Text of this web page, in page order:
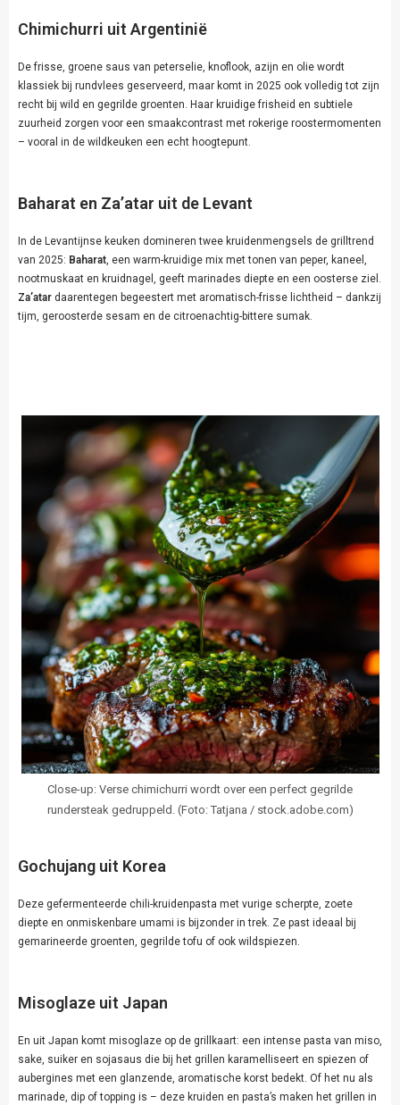
Chimichurri uit Argentinië
De frisse, groene saus van peterselie, knoflook, azijn en olie wordt
klassiek bij rundvlees geserveerd, maar komt in 2025 ook volledig tot zijn
recht bij wild en gegrilde groenten. Haar kruidige frisheid en subtiele
zuurheid zorgen voor een smaakcontrast met rokerige roostermomenten
– vooral in de wildkeuken een echt hoogtepunt.
Baharat en Za’atar uit de Levant
In de Levantijnse keuken domineren twee kruidenmengsels de grilltrend
van 2025: Baharat , een warm-kruidige mix met tonen van peper, kaneel,
nootmuskaat en kruidnagel, geeft marinades diepte en een oosterse ziel.
Za’atar daarentegen begeestert met aromatisch-frisse lichtheid – dankzij
tijm, geroosterde sesam en de citroenachtig-bittere sumak.
Close-up: Verse chimichurri wordt over een perfect gegrilde
rundersteak gedruppeld. (Foto: Tatjana / stock.adobe.com)
Gochujang uit Korea
Deze gefermenteerde chili-kruidenpasta met vurige scherpte, zoete
diepte en onmiskenbare umami is bijzonder in trek. Ze past ideaal bij
gemarineerde groenten, gegrilde tofu of ook wildspiezen.
Misoglaze uit Japan
En uit Japan komt misoglaze op de grillkaart: een intense pasta van miso,
sake, suiker en sojasaus die bij het grillen karamelliseert en spiezen of
aubergines met een glanzende, aromatische korst bedekt. Of het nu als
marinade, dip of topping is – deze kruiden en pasta’s maken het grillen in